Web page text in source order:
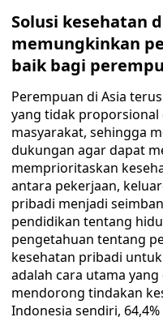
Solusi kesehatan
memungkinkan
baik bagi
Perempuan di Asia
yang tidak proporsional
masyarakat, sehingga
dukungan agar dapat
memprioritaskan
antara pekerjaan,
pribadi menjadi
pendidikan tentang
pengetahuan tentang
kesehatan pribadi
adalah cara utama
mendorong tindakan
Indonesia sendiri,